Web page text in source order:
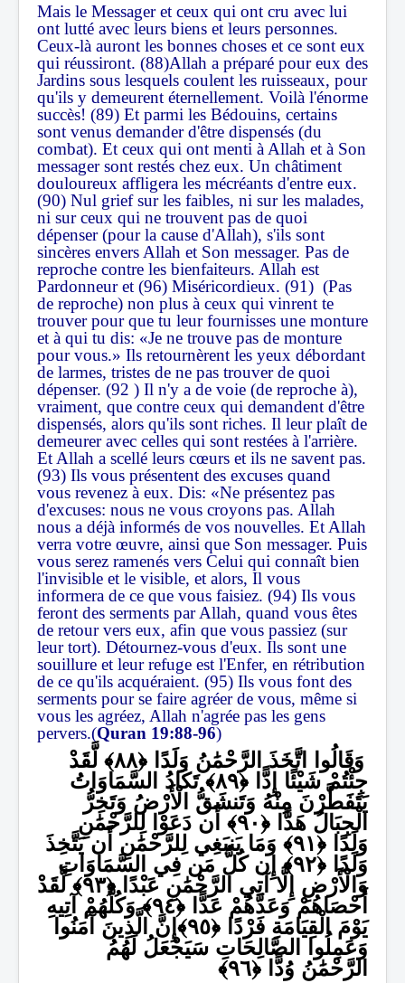
Mais le Messager et ceux qui ont cru avec lui
ont lutté avec leurs biens et leurs personnes.
Ceux-là auront les bonnes choses et ce sont eux
qui réussiront. (88)Allah a préparé pour eux des
Jardins sous lesquels coulent les ruisseaux, pour
qu'ils y demeurent éternellement. Voilà l'énorme
succès! (89) Et parmi les Bédouins, certains
sont venus demander d'être dispensés (du
combat). Et ceux qui ont menti à Allah et à Son
messager sont restés chez eux. Un châtiment
douloureux affligera les mécréants d'entre eux.
(90) Nul grief sur les faibles, ni sur les malades,
ni sur ceux qui ne trouvent pas de quoi
dépenser (pour la cause d'Allah), s'ils sont
sincères envers Allah et Son messager. Pas de
reproche contre les bienfaiteurs. Allah est
Pardonneur et (96) Miséricordieux. (91) (Pas
de reproche) non plus à ceux qui vinrent te
trouver pour que tu leur fournisses une monture
et à qui tu dis: «Je ne trouve pas de monture
pour vous.» Ils retournèrent les yeux débordant
de larmes, tristes de ne pas trouver de quoi
dépenser. (92 ) Il n'y a de voie (de reproche à),
vraiment, que contre ceux qui demandent d'être
dispensés, alors qu'ils sont riches. Il leur plaît de
demeurer avec celles qui sont restées à l'arrière.
Et Allah a scellé leurs cœurs et ils ne savent pas.
(93) Ils vous présentent des excuses quand
vous revenez à eux. Dis: «Ne présentez pas
d'excuses: nous ne vous croyons pas. Allah
nous a déjà informés de vos nouvelles. Et Allah
verra votre œuvre, ainsi que Son messager. Puis
vous serez ramenés vers Celui qui connaît bien
l'invisible et le visible, et alors, Il vous
informera de ce que vous faisiez. (94) Ils vous
feront des serments par Allah, quand vous êtes
de retour vers eux, afin que vous passiez (sur
leur tort). Détournez-vous d'eux. Ils sont une
souillure et leur refuge est l'Enfer, en rétribution
de ce qu'ils acquéraient. (95) Ils vous font des
serments pour se faire agréer de vous, même si
vous les agréez, Allah n'agrée pas les gens
pervers.(Quran 19:88-96)
وَقَالُوا اتَّخَذَ الرَّحْمَٰنُ وَلَدًا لَّقَدْ
جِئْتُمْ شَيْئًا إِدًّا تَكَادُ السَّمَاوَاتُ
يَتَفَطَّرْنَ مِنْهُ وَتَنشَقُّ الْأَرْضُ وَتَخِرُّ
الْجِبَالُ هَدًّا أَن دَعَوْا لِلرَّحْمَٰنِ
وَلَدًا وَمَا يَنبَغِي لِلرَّحْمَٰنِ أَن يَتَّخِذَ
وَلَدًا إِن كُلُّ مَن فِي السَّمَاوَاتِ
وَالْأَرْضِ إِلَّا آتِي الرَّحْمَٰنِ عَبْدًا لَّقَدْ
أَحْصَاهُمْ وَعَدَّهُمْ عَدًّا وَكُلُّهُمْ آتِيهِ
يَوْمَ الْقِيَامَةِ فَرْدًا إِنَّ الَّذِينَ آمَنُوا
وَعَمِلُوا الصَّالِحَاتِ سَيَجْعَلُ لَهُمُ
الرَّحْمَٰنُ وُدًّا